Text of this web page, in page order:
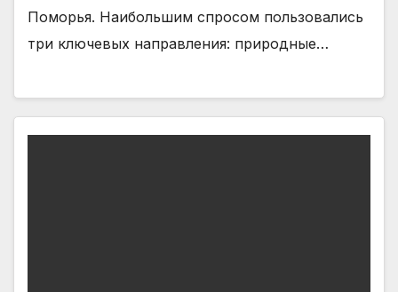
Поморья. Наибольшим спросом пользовались
три ключевых направления: природные…